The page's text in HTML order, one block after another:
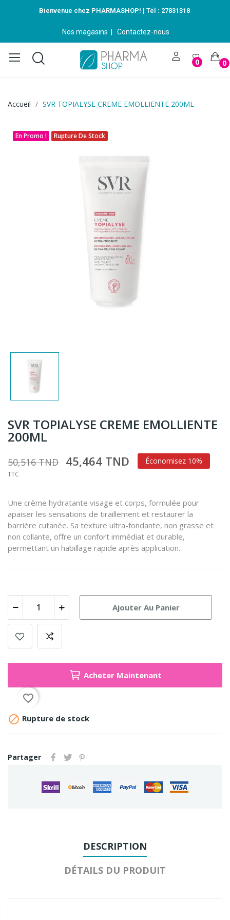
Bienvenue chez PHARMASHOP! | Tél : 27831318
Nos magasins Contactez-nous
0 0
Accueil SVR TOPIALYSE CREME EMOLLIENTE 200ML
En Promo ! Rupture De Stock
SVR TOPIALYSE CREME EMOLLIENTE
200ML
50,516 TND 45,464 TND Économisez 10%
TTC
Une crème hydratante visage et corps, formulée pour
apaiser les sensations de tiraillement et restaurer la
barrière cutanée. Sa texture ultra-fondante, non grasse et
non collante, offre un confort immédiat et durable,
permettant un habillage rapide après application.
Ajouter Au Panier
Acheter Maintenant
favorite_border
 Rupture de stock
Partager
DESCRIPTION
DÉTAILS DU PRODUIT